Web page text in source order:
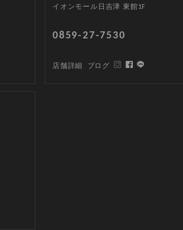
イオンモール日吉津 東館1F
0859-27-7530
店舗詳細 ブログ